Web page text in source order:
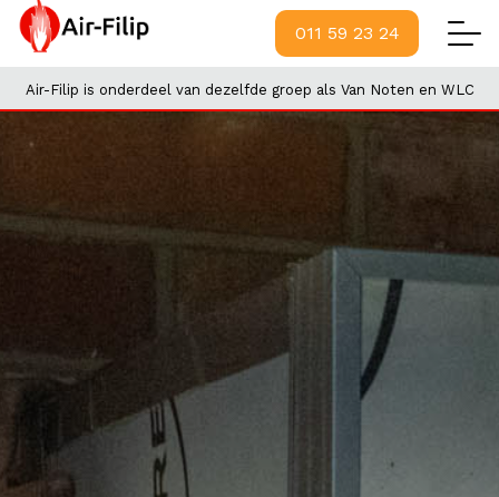
011 59 23 24
Air-Filip is onderdeel van dezelfde groep als Van Noten en WLC